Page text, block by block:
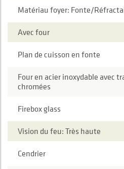
Matériau foyer: Fonte/
Avec four
Plan de cuisson en fonte
Four en acier inoxydable avec
chromées
Firebox glass
Vision du feu: Très haute
Cendrier